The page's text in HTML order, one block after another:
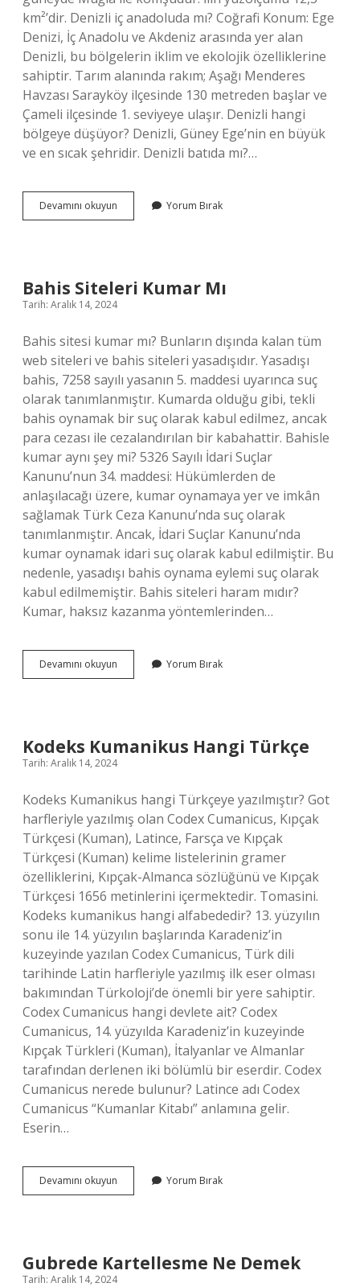
km²’dir. Denizli iç anadoluda mı? Coğrafi Konum: Ege
Denizi, İç Anadolu ve Akdeniz arasında yer alan
Denizli, bu bölgelerin iklim ve ekolojik özelliklerine
sahiptir. Tarım alanında rakım; Aşağı Menderes
Havzası Sarayköy ilçesinde 130 metreden başlar ve
Çameli ilçesinde 1. seviyeye ulaşır. Denizli hangi
bölgeye düşüyor? Denizli, Güney Ege’nin en büyük
ve en sıcak şehridir. Denizli batıda mı?…
Devamını okuyun
Iç
Yorum Bırak
Bahis Siteleri Kumar Mı
Tarih: Aralık 14, 2024
Bahis sitesi kumar mı? Bunların dışında kalan tüm
web siteleri ve bahis siteleri yasadışıdır. Yasadışı
bahis, 7258 sayılı yasanın 5. maddesi uyarınca suç
olarak tanımlanmıştır. Kumarda olduğu gibi, tekli
bahis oynamak bir suç olarak kabul edilmez, ancak
para cezası ile cezalandırılan bir kabahattir. Bahisle
kumar aynı şey mi? 5326 Sayılı İdari Suçlar
Kanunu’nun 34. maddesi: Hükümlerden de
anlaşılacağı üzere, kumar oynamaya yer ve imkân
sağlamak Türk Ceza Kanunu’nda suç olarak
tanımlanmıştır. Ancak, İdari Suçlar Kanunu’nda
kumar oynamak idari suç olarak kabul edilmiştir. Bu
nedenle, yasadışı bahis oynama eylemi suç olarak
kabul edilmemiştir. Bahis siteleri haram mıdır?
Kumar, haksız kazanma yöntemlerinden…
Devamını okuyun
Siteleri
Yorum Bırak
Kodeks Kumanikus Hangi Türkçe
Tarih: Aralık 14, 2024
Kodeks Kumanikus hangi Türkçeye yazılmıştır? Got
harfleriyle yazılmış olan Codex Cumanicus, Kıpçak
Türkçesi (Kuman), Latince, Farsça ve Kıpçak
Türkçesi (Kuman) kelime listelerinin gramer
özelliklerini, Kıpçak-Almanca sözlüğünü ve Kıpçak
Türkçesi 1656 metinlerini içermektedir. Tomasini.
Kodeks kumanikus hangi alfabededir? 13. yüzyılın
sonu ile 14. yüzyılın başlarında Karadeniz’in
kuzeyinde yazılan Codex Cumanicus, Türk dili
tarihinde Latin harfleriyle yazılmış ilk eser olması
bakımından Türkoloji’de önemli bir yere sahiptir.
Codex Cumanicus hangi devlete ait? Codex
Cumanicus, 14. yüzyılda Karadeniz’in kuzeyinde
Kıpçak Türkleri (Kuman), İtalyanlar ve Almanlar
tarafından derlenen iki bölümlü bir eserdir. Codex
Cumanicus nerede bulunur? Latince adı Codex
Cumanicus “Kumanlar Kitabı” anlamına gelir.
Eserin…
Devamını okuyun
Kumanikus
Yorum Bırak
Gubrede Kartellesme Ne Demek
Tarih: Aralık 14, 2024